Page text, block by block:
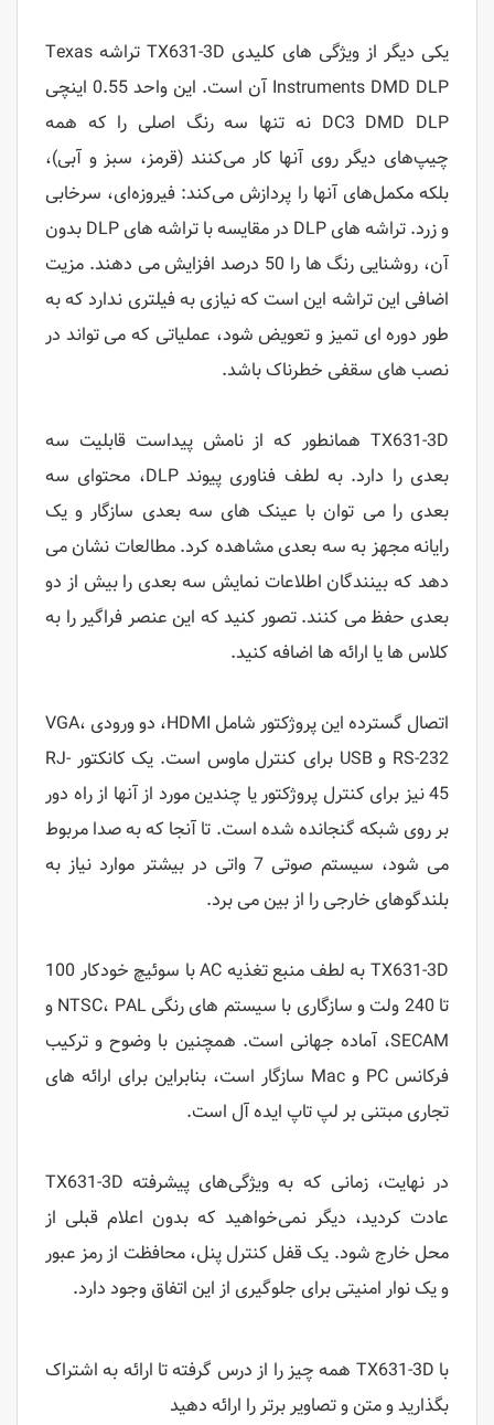
یکی دیگر از ویژگی های کلیدی TX631-3D تراشه Texas
Instruments DMD DLP آن است. این واحد 0.55 اینچی
DC3 DMD DLP نه تنها سه رنگ اصلی را که همه
چیپ‌های دیگر روی آنها کار می‌کنند (قرمز، سبز و آبی)،
بلکه مکمل‌های آنها را پردازش می‌کند: فیروزه‌ای، سرخابی
و زرد. تراشه های DLP در مقایسه با تراشه های DLP بدون
آن، روشنایی رنگ ها را 50 درصد افزایش می دهند. مزیت
اضافی این تراشه این است که نیازی به فیلتری ندارد که به
طور دوره ای تمیز و تعویض شود، عملیاتی که می تواند در
نصب های سقفی خطرناک باشد.
TX631-3D همانطور که از نامش پیداست قابلیت سه
بعدی را دارد. به لطف فناوری پیوند DLP، محتوای سه
بعدی را می توان با عینک های سه بعدی سازگار و یک
رایانه مجهز به سه بعدی مشاهده کرد. مطالعات نشان می
دهد که بینندگان اطلاعات نمایش سه بعدی را بیش از دو
بعدی حفظ می کنند. تصور کنید که این عنصر فراگیر را به
کلاس ها یا ارائه ها اضافه کنید.
اتصال گسترده این پروژکتور شامل HDMI، دو ورودی VGA،
RS-232 و USB برای کنترل ماوس است. یک کانکتور RJ-
45 نیز برای کنترل پروژکتور یا چندین مورد از آنها از راه دور
بر روی شبکه گنجانده شده است. تا آنجا که به صدا مربوط
می شود، سیستم صوتی 7 واتی در بیشتر موارد نیاز به
بلندگوهای خارجی را از بین می برد.
TX631-3D به لطف منبع تغذیه AC با سوئیچ خودکار 100
تا 240 ولت و سازگاری با سیستم های رنگی NTSC، PAL و
SECAM، آماده جهانی است. همچنین با وضوح و ترکیب
فرکانس PC و Mac سازگار است، بنابراین برای ارائه های
تجاری مبتنی بر لپ تاپ ایده آل است.
در نهایت، زمانی که به ویژگی‌های پیشرفته TX631-3D
عادت کردید، دیگر نمی‌خواهید که بدون اعلام قبلی از
محل خارج شود. یک قفل کنترل پنل، محافظت از رمز عبور
و یک نوار امنیتی برای جلوگیری از این اتفاق وجود دارد.
با TX631-3D همه چیز را از درس گرفته تا ارائه به اشتراک
بگذارید و متن و تصاویر برتر را ارائه دهید